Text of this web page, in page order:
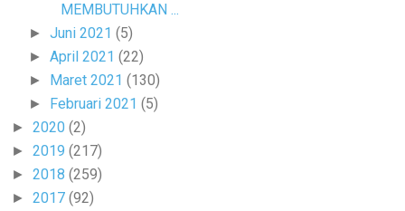
MEMBUTUHKAN ...
►Juni 2021(5)
►April 2021(22)
► Maret 2021(130)
► Februari 2021(5)
► 2020 (2)
► 2019 (217)
► 2018 (259)
► 2017 (92)